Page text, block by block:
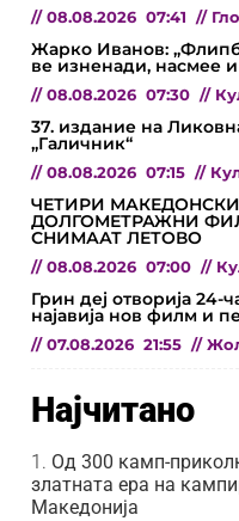
// 08.08.2026 07:41 //
Жарко Иванов:
ве изненади, насмее
// 08.08.2026 07:30 //
37. издание на
„Галичник“
// 08.08.2026 07:15 //
ЧЕТИРИ МАКЕДОНСКИ
ДОЛГОМЕТРАЖНИ
СНИМААТ ЛЕТОВО
// 08.08.2026 07:00 //
Грин деј отворија 24-
најавија нов филм и
// 07.08.2026 21:55 //
Најчитано
Од 300 камп-
златната ера на
Македонија